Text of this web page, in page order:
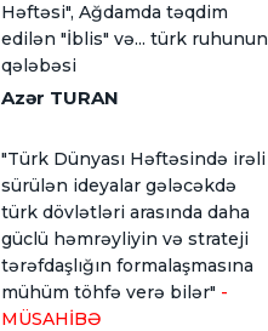
Həftəsi", Ağdamda təqdim
edilən "İblis" və... türk ruhunun
qələbəsi
Azər TURAN
"Türk Dünyası Həftəsində irəli
sürülən ideyalar gələcəkdə
türk dövlətləri arasında daha
güclü həmrəyliyin və strateji
tərəfdaşlığın formalaşmasına
mühüm töhfə verə bilər" -
MÜSAHİBƏ